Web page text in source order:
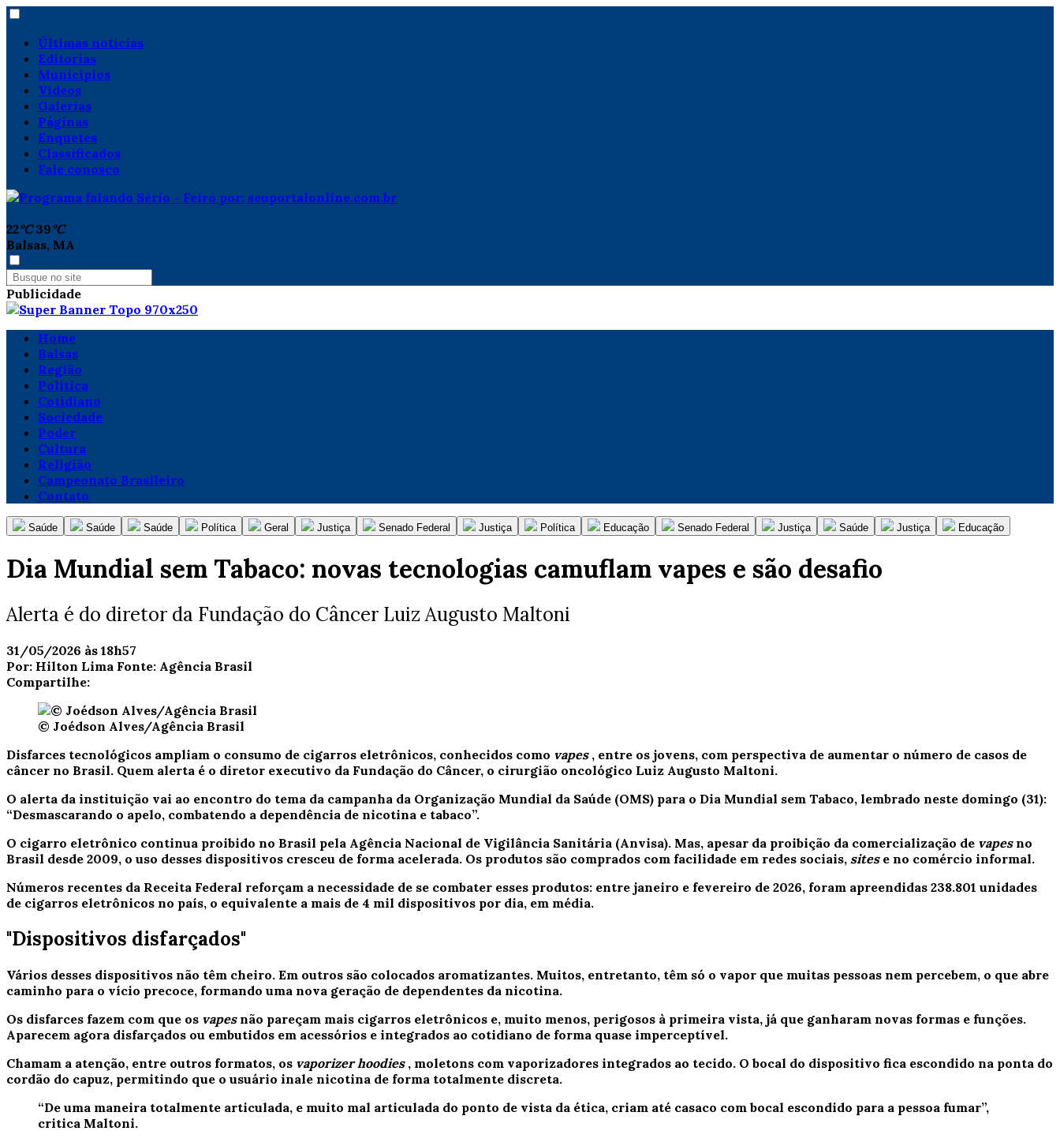
Últimas notícias
Editorias
Municípios
Vídeos
Galerias
Páginas
Enquetes
Classificados
Fale conosco
22°C 39°C
Balsas, MA
Publicidade
Home
Balsas
Região
Política
Cotidiano
Sociedade
Poder
Cultura
Religião
Campeonato Brasileiro
Contato
Saúde Saúde Saúde Política Geral Justiça Senado Federal Justiça Política Educação Senado Federal Justiça Saúde Justiça Educação
Dia Mundial sem Tabaco: novas tecnologias camuflam vapes e são desafio
Alerta é do diretor da Fundação do Câncer Luiz Augusto Maltoni
31/05/2026 às 18h57
Por: Hilton Lima Fonte: Agência Brasil
Compartilhe:
© Joédson Alves/Agência Brasil
Disfarces tecnológicos ampliam o consumo de cigarros eletrônicos, conhecidos como vapes, entre os jovens, com perspectiva de aumentar o número de casos de
câncer no Brasil. Quem alerta é o diretor executivo da Fundação do Câncer, o cirurgião oncológico Luiz Augusto Maltoni.
O alerta da instituição vai ao encontro do tema da campanha da Organização Mundial da Saúde (OMS) para o Dia Mundial sem Tabaco, lembrado neste domingo (31):
“Desmascarando o apelo, combatendo a dependência de nicotina e tabaco”.
O cigarro eletrônico continua proibido no Brasil pela Agência Nacional de Vigilância Sanitária (Anvisa). Mas, apesar da proibição da comercialização de vapesno
Brasil desde 2009, o uso desses dispositivos cresceu de forma acelerada. Os produtos são comprados com facilidade em redes sociais, sitese no comércio informal.
Números recentes da Receita Federal reforçam a necessidade de se combater esses produtos: entre janeiro e fevereiro de 2026, foram apreendidas 238.801 unidades
de cigarros eletrônicos no país, o equivalente a mais de 4 mil dispositivos por dia, em média.
"Dispositivos disfarçados"
Vários desses dispositivos não têm cheiro. Em outros são colocados aromatizantes. Muitos, entretanto, têm só o vapor que muitas pessoas nem percebem, o que abre
caminho para o vício precoce, formando uma nova geração de dependentes da nicotina.
Os disfarces fazem com que os vapesnão pareçam mais cigarros eletrônicos e, muito menos, perigosos à primeira vista, já que ganharam novas formas e funções.
Aparecem agora disfarçados ou embutidos em acessórios e integrados ao cotidiano de forma quase imperceptível.
Chamam a atenção, entre outros formatos, os vaporizer hoodies, moletons com vaporizadores integrados ao tecido. O bocal do dispositivo fica escondido na ponta do
cordão do capuz, permitindo que o usuário inale nicotina de forma totalmente discreta.
“De uma maneira totalmente articulada, e muito mal articulada do ponto de vista da ética, criam até casaco com bocal escondido para a pessoa fumar”,
critica Maltoni.